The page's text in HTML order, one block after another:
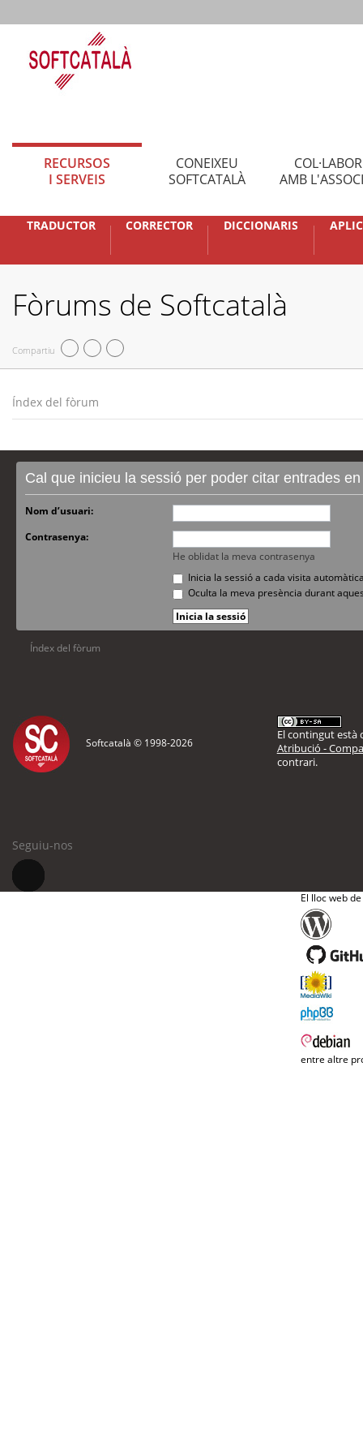
RECURSOS
I SERVEIS
CONEIXEU
SOFTCATALÀ
AMB
TRADUCTOR CORRECTOR DICCIONARIS
Fòrums de Softcatalà
Compartiu
Índex del fòrum
Cal que inicieu la sessió per poder citar entrades
Nom d’usuari:
Contrasenya:
He oblidat la meva contrasenya
Inicia la sessió a cada visita
Oculta la meva presència durant
Índex del fòrum
Softcatalà © 1998-2026
El contingut està
Atribució -
contrari.
Seguiu-nos
El lloc web
entre altre